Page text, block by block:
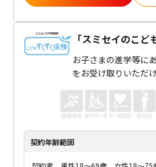
「スミセイのこど
お子さまの進学等に
をお受け取りいただ
契約年齢範囲